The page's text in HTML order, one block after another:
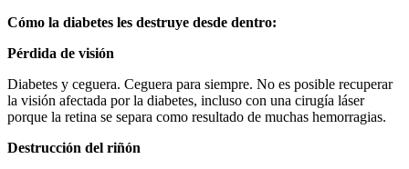
Cómo la diabetes les destruye desde dentro:
Pérdida de visión
Diabetes y ceguera. Ceguera para siempre. No es posible recuperar
la visión afectada por la diabetes, incluso con una cirugía láser
porque la retina se separa como resultado de muchas hemorragias.
Destrucción del riñón